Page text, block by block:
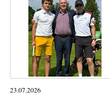
23.07.2026